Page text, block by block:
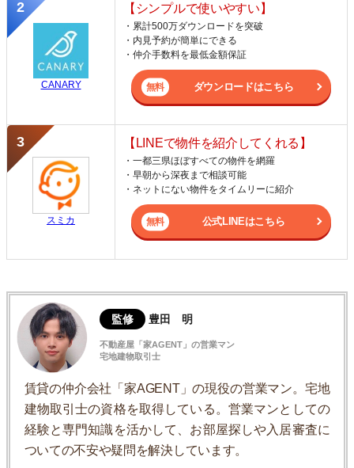
CANARY
【シンプルで使いやすい】
・累計500万ダウンロードを突破
・内見予約が簡単にできる
・仲介手数料を最低金額保証
ダウンロードはこちら
スミカ
【LINEで物件を紹介してくれる】
・一都三県ほぼすべての物件を網羅
・早朝から深夜まで相談可能
・ネットにない物件をタイムリーに紹介
公式LINEはこちら
監修 豊田 明
不動産屋「家AGENT」の営業マン
宅地建物取引士
賃貸の仲介会社「家AGENT」の現役の営業マン。宅地
建物取引士の資格を取得している。営業マンとしての
経験と専門知識を活かして、お部屋探しや入居審査に
ついての不安や疑問を解決しています。